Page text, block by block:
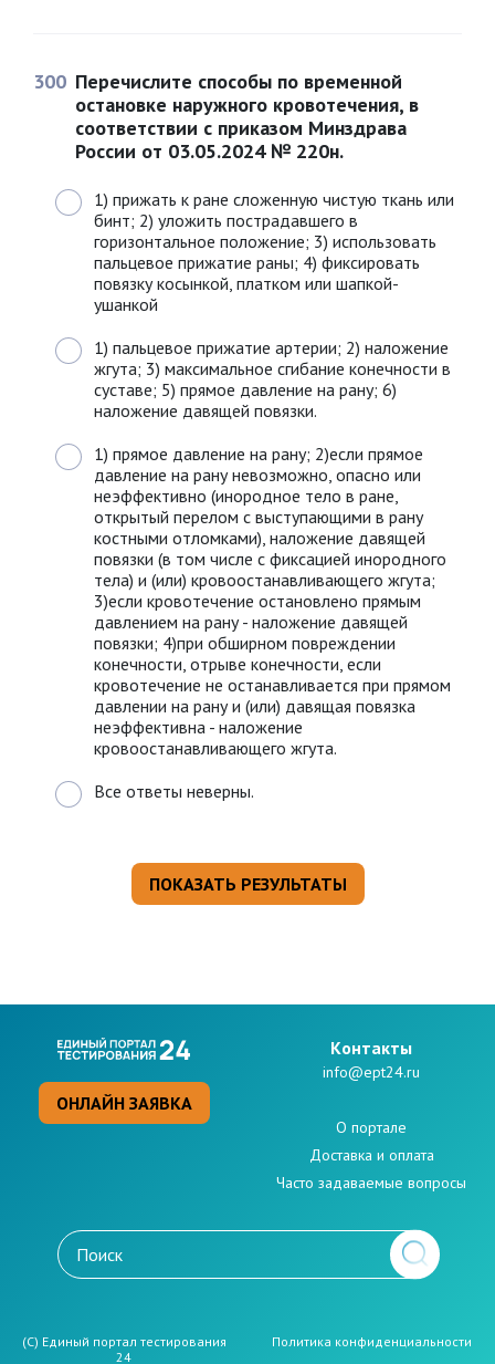
300 Перечислите способы по временной
остановке наружного кровотечения, в
соответствии с приказом Минздрава
России от 03.05.2024 № 220н.
1) прижать к ране сложенную чистую ткань или
бинт; 2) уложить пострадавшего в
горизонтальное положение; 3) использовать
пальцевое прижатие раны; 4) фиксировать
повязку косынкой, платком или шапкой-
ушанкой
1) пальцевое прижатие артерии; 2) наложение
жгута; 3) максимальное сгибание конечности в
суставе; 5) прямое давление на рану; 6)
наложение давящей повязки.
1) прямое давление на рану; 2)если прямое
давление на рану невозможно, опасно или
неэффективно (инородное тело в ране,
открытый перелом с выступающими в рану
костными отломками), наложение давящей
повязки (в том числе с фиксацией инородного
тела) и (или) кровоостанавливающего жгута;
3)если кровотечение остановлено прямым
давлением на рану - наложение давящей
повязки; 4)при обширном повреждении
конечности, отрыве конечности, если
кровотечение не останавливается при прямом
давлении на рану и (или) давящая повязка
неэффективна - наложение
кровоостанавливающего жгута.
Все ответы неверны.
ОНЛАЙН ЗАЯВКА
Kонтакты
info@ept24.ru
О портале
Доставка и оплата
Часто задаваемые вопросы
(C) Единый портал тестирования
24
Политикa конфиденциальности